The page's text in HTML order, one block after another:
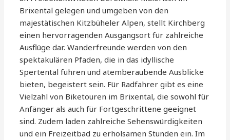
Brixental gelegen und umgeben von den
majestätischen Kitzbüheler Alpen, stellt Kirchberg
einen hervorragenden Ausgangsort für zahlreiche
Ausflüge dar. Wanderfreunde werden von den
spektakulären Pfaden, die in das idyllische
Spertental führen und atemberaubende Ausblicke
bieten, begeistert sein. Für Radfahrer gibt es eine
Vielzahl von Biketouren im Brixental, die sowohl für
Anfänger als auch für Fortgeschrittene geeignet
sind. Zudem laden zahlreiche Sehenswürdigkeiten
und ein Freizeitbad zu erholsamen Stunden ein. Im